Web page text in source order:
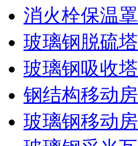
消火栓保温罩
玻璃钢脱硫塔
玻璃钢吸收塔
钢结构移动房
玻璃钢移动房